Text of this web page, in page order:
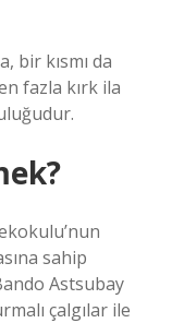
bir kısmı da
fazla kırk ila
sahip
Astsubay
çalgılar ile